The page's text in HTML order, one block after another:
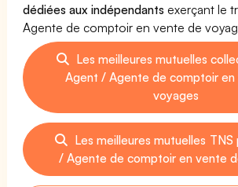
dédiées aux indépendants exerçant le
Agente de comptoir en vente de
Les meilleures mutuelles
Agent / Agente de comptoir
voyages
Les meilleures mutuelles
/ Agente de comptoir en vente